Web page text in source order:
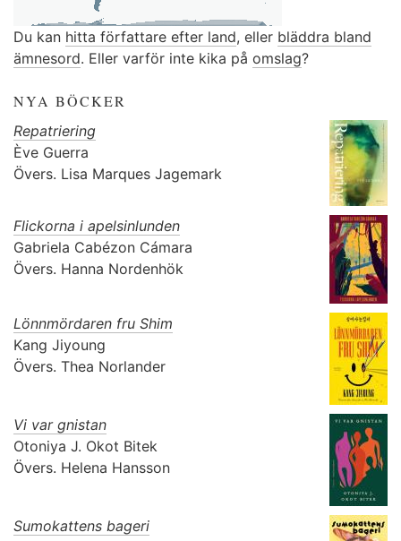
Du kan hitta författare efter land, eller bläddra bland
ämnesord. Eller varför inte kika på omslag?
NYA BÖCKER
Repatriering
Ève Guerra
Övers. Lisa Marques Jagemark
Flickorna i apelsinlunden
Gabriela Cabézon Cámara
Övers. Hanna Nordenhök
Lönnmördaren fru Shim
Kang Jiyoung
Övers. Thea Norlander
Vi var gnistan
Otoniya J. Okot Bitek
Övers. Helena Hansson
Sumokattens bageri